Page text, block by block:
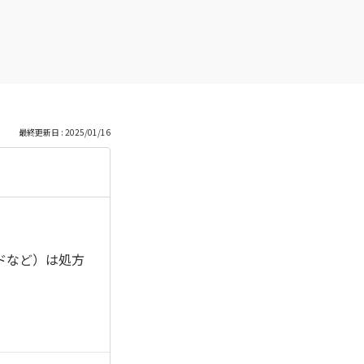
最終更新日 : 2025/01/16
など）は処方